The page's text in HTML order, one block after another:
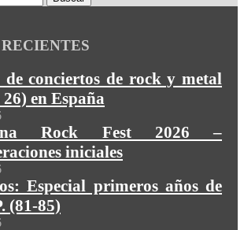
de conciertos de rock y metal
en España
Rock Fest 2026 –
iniciales
Especial primeros años de
(81-85)